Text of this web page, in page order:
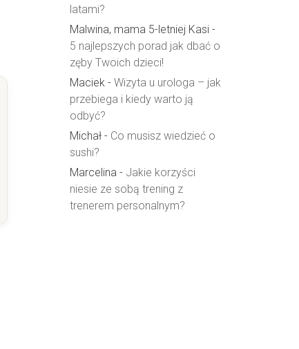
latami?
Malwina, mama 5-letniej Kasi -
5 najlepszych porad jak dbać o
zęby Twoich dzieci!
Maciek - Wizyta u urologa – jak
przebiega i kiedy warto ją
odbyć?
Michał - Co musisz wiedzieć o
sushi?
Marcelina - Jakie korzyści
niesie ze sobą trening z
trenerem personalnym?